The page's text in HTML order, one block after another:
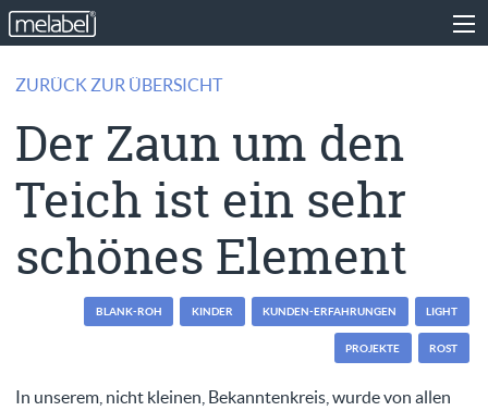
ZURÜCK ZUR ÜBERSICHT
Der Zaun um den
Teich ist ein sehr
schönes Element
BLANK-ROH KINDER KUNDEN-ERFAHRUNGEN LIGHT
PROJEKTE ROST
In unserem, nicht kleinen, Bekanntenkreis, wurde von allen